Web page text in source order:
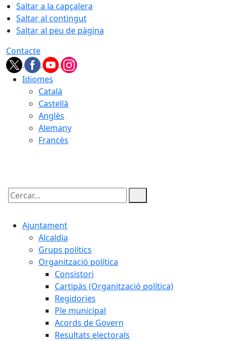
Saltar a la capçalera
Saltar al contingut
Saltar al peu de pàgina
Contacte
Idiomes
Català
Castellà
Anglès
Alemany
Francès
Cercar:
Ajuntament
Alcaldia
Grups polítics
Organització política
Consistori
Cartipàs (Organització política)
Regidories
Ple municipal
Acords de Govern
Resultats electorals